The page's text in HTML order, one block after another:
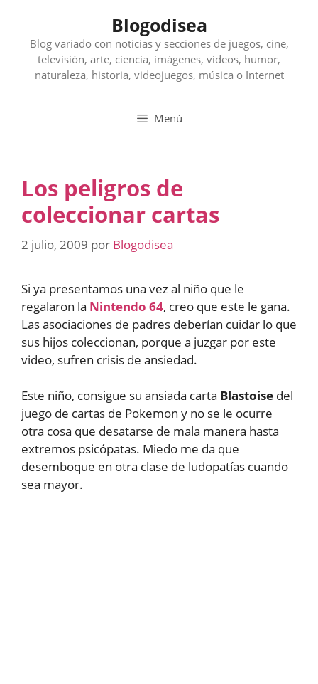
contenido
Blogodisea
Blog variado con noticias y secciones de juegos, cine,
televisión, arte, ciencia, imágenes, videos, humor,
naturaleza, historia, videojuegos, música o Internet
Menú
Los peligros de
coleccionar cartas
2 julio, 2009 por Blogodisea
Si ya presentamos una vez al niño que le
regalaron la Nintendo 64, creo que este le gana.
Las asociaciones de padres deberían cuidar lo que
sus hijos coleccionan, porque a juzgar por este
video, sufren crisis de ansiedad.
Este niño, consigue su ansiada carta Blastoise del
juego de cartas de Pokemon y no se le ocurre
otra cosa que desatarse de mala manera hasta
extremos psicópatas. Miedo me da que
desemboque en otra clase de ludopatías cuando
sea mayor.